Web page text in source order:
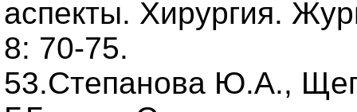
аспекты. Хирургия.
8: 70-75.
53.Степанова Ю.А.,